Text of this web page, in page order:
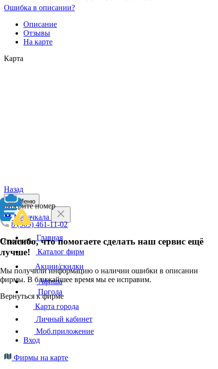
Ошибка в описании?
Описание
Отзывы
На карте
Карта
Назад
Выберите номер
8 (909) 461-11-02
Отменить
Спасибо, что помогаете сделать наш сервис ещё
лучше!
Мы получили информацию о наличии ошибки в описании
фирмы. В ближайшее время мы ее исправим.
Вернуться к фирме
Меню
Махачкала
Главная
Каталог фирм
Акции/скидки
Афиша
Погода
Карта города
Личный кабинет
Моб.приложение
Вход
Фирмы на карте